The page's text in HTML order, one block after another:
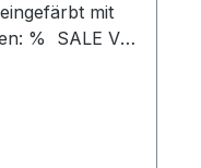
mit
% SALE VE